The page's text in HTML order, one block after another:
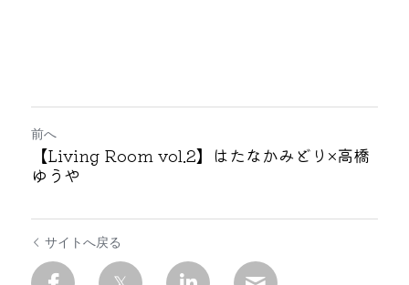
前へ
【Living Room vol.2】はたなかみどり×高橋
ゆうや
サイトへ戻る